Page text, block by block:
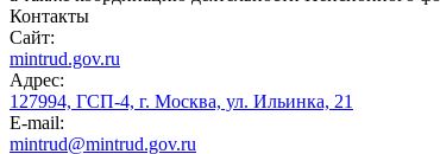
Контакты
Сайт:
mintrud.gov.ru
Адрес:
127994, ГСП-4, г. Москва, ул. Ильинка, 21
E-mail:
mintrud@mintrud.gov.ru